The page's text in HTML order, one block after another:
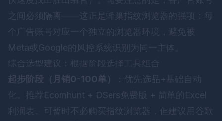
之间必须隔离——这正是 蜂巢指纹浏览器 的强项：每
个广告账号对应一个独立的浏览器环境，避免被
Meta或Google的风控系统识别为同一主体。
综合选型建议：根据阶段选择工具组合
起步阶段（月销0-100单）
：优先选品+基础自动
化。推荐Ecomhunt + DSers免费版 + 简单的Excel
利润表。可暂时不必购买指纹浏览器，但建议用谷歌